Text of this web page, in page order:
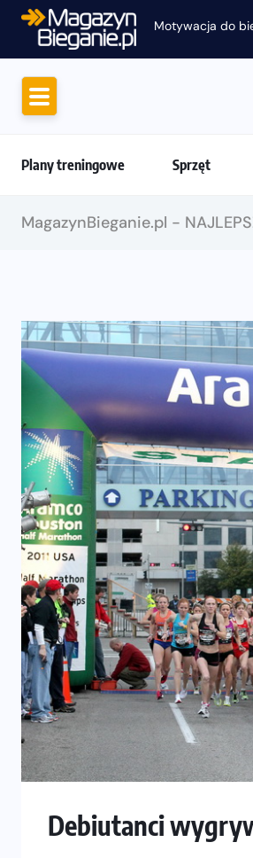
Motywacja do
Plany treningowe Sprzęt
MagazynBieganie.pl -
Debiutanci